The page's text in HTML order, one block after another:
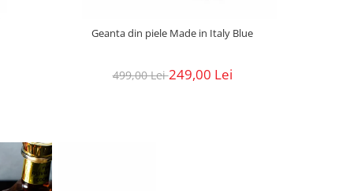
Geanta din piele Made in Italy Blue
499,00 Lei249,00 Lei